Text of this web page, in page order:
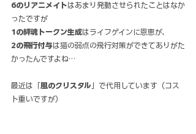
6のリアニメイトはあまり発動させられたことはなか
ったですが
1の絆魂トークン生成はライフゲインに恩恵が、
2の飛行付与は猫の弱点の飛行対策ができてありがた
かったんですよね…
最近は「風のクリスタル 」で代用しています（コス
ト重いですが）